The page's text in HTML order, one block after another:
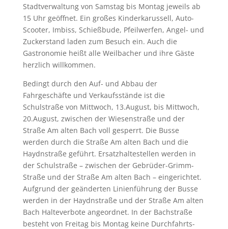
Stadtverwaltung von Samstag bis Montag jeweils ab
15 Uhr geöffnet. Ein großes Kinderkarussell, Auto-
Scooter, Imbiss, Schießbude, Pfeilwerfen, Angel- und
Zuckerstand laden zum Besuch ein. Auch die
Gastronomie heißt alle Weilbacher und ihre Gäste
herzlich willkommen.
Bedingt durch den Auf- und Abbau der
Fahrgeschäfte und Verkaufsstände ist die
Schulstraße von Mittwoch, 13.August, bis Mittwoch,
20.August, zwischen der Wiesenstraße und der
Straße Am alten Bach voll gesperrt. Die Busse
werden durch die Straße Am alten Bach und die
Haydnstraße geführt. Ersatzhaltestellen werden in
der Schulstraße – zwischen der Gebrüder-Grimm-
Straße und der Straße Am alten Bach – eingerichtet.
Aufgrund der geänderten Linienführung der Busse
werden in der Haydnstraße und der Straße Am alten
Bach Halteverbote angeordnet. In der Bachstraße
besteht von Freitag bis Montag keine Durchfahrts-